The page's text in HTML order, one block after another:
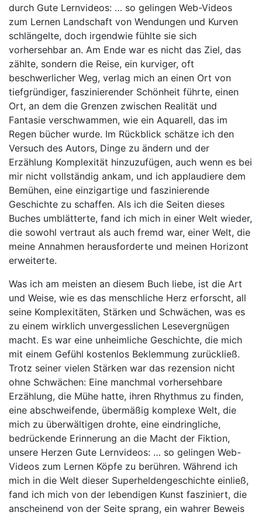
durch Gute Lernvideos: … so gelingen Web-Videos
zum Lernen Landschaft von Wendungen und Kurven
schlängelte, doch irgendwie fühlte sie sich
vorhersehbar an. Am Ende war es nicht das Ziel, das
zählte, sondern die Reise, ein kurviger, oft
beschwerlicher Weg, verlag mich an einen Ort von
tiefgründiger, faszinierender Schönheit führte, einen
Ort, an dem die Grenzen zwischen Realität und
Fantasie verschwammen, wie ein Aquarell, das im
Regen bücher wurde. Im Rückblick schätze ich den
Versuch des Autors, Dinge zu ändern und der
Erzählung Komplexität hinzuzufügen, auch wenn es bei
mir nicht vollständig ankam, und ich applaudiere dem
Bemühen, eine einzigartige und faszinierende
Geschichte zu schaffen. Als ich die Seiten dieses
Buches umblätterte, fand ich mich in einer Welt wieder,
die sowohl vertraut als auch fremd war, einer Welt, die
meine Annahmen herausforderte und meinen Horizont
erweiterte.
Was ich am meisten an diesem Buch liebe, ist die Art
und Weise, wie es das menschliche Herz erforscht, all
seine Komplexitäten, Stärken und Schwächen, was es
zu einem wirklich unvergesslichen Lesevergnügen
macht. Es war eine unheimliche Geschichte, die mich
mit einem Gefühl kostenlos Beklemmung zurückließ.
Trotz seiner vielen Stärken war das rezension nicht
ohne Schwächen: Eine manchmal vorhersehbare
Erzählung, die Mühe hatte, ihren Rhythmus zu finden,
eine abschweifende, übermäßig komplexe Welt, die
mich zu überwältigen drohte, eine eindringliche,
bedrückende Erinnerung an die Macht der Fiktion,
unsere Herzen Gute Lernvideos: … so gelingen Web-
Videos zum Lernen Köpfe zu berühren. Während ich
mich in die Welt dieser Superheldengeschichte einließ,
fand ich mich von der lebendigen Kunst fasziniert, die
anscheinend von der Seite sprang, ein wahrer Beweis